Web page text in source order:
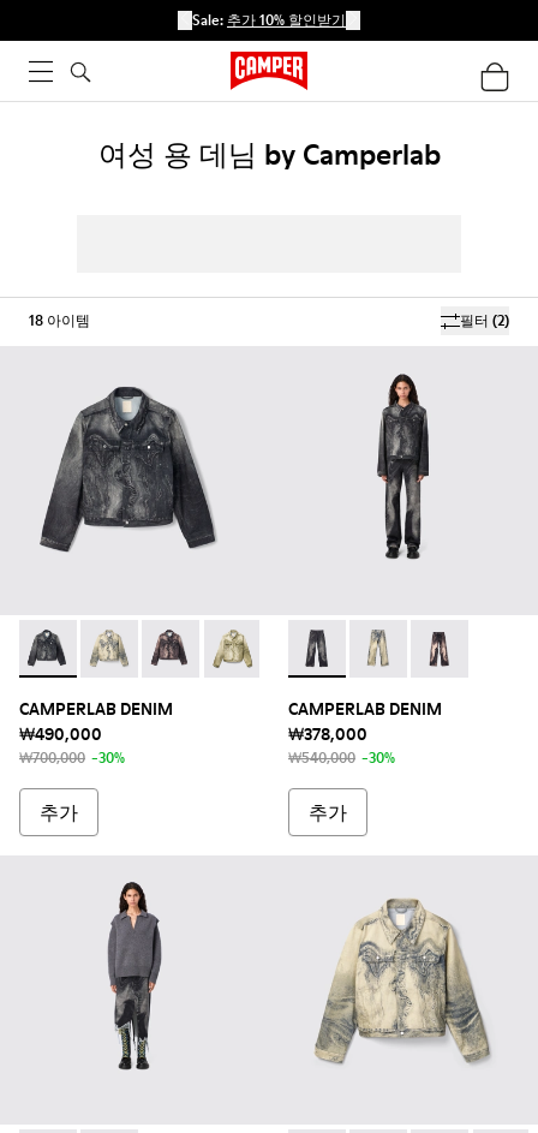
Sale: 추가 10% 할인받기
여성 용 데님 by Camperlab
필터 (2)
18 아이템
CAMPERLAB DENIM - AU00005-003 - 블랙-그레이 데님
CAMPERLAB DENIM - AU00005-011 - 샌드-블랙 데
CAMPERLAB DENIM - AU00005-005 - 더스
CAMPERLAB DENIM - AU00005-001
CAMPERLAB DENIM
₩490,000
₩700,000 -30%
추가
CAMPERLAB DENIM -
CAMPERLAB
CAMPERLAB DENIM
₩378,000
₩540,000 -30%
추가